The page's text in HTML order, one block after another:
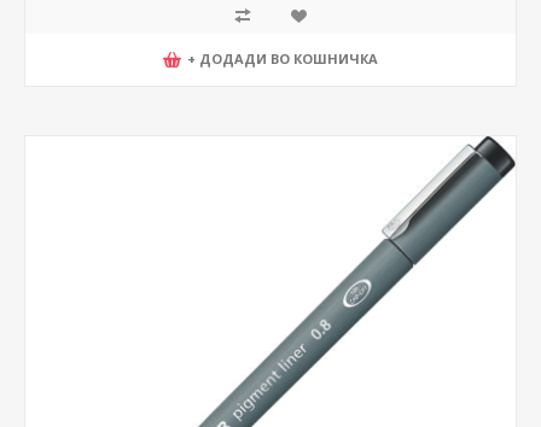
+ ДОДАДИ ВО КОШНИЧКА